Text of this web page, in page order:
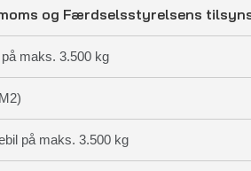
og Færdselsstyrelsens
maks. 3.500 kg
på maks. 3.500 kg